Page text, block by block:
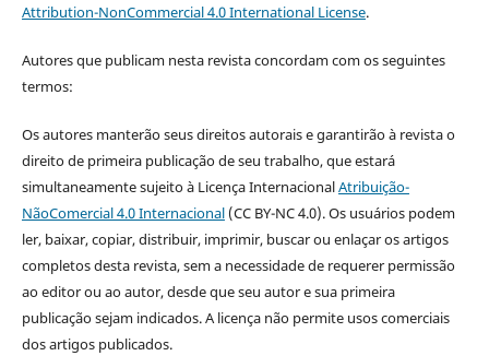
Attribution-NonCommercial 4.0 International License.
Autores que publicam nesta revista concordam com os seguintes
termos:
Os autores manterão seus direitos autorais e garantirão à revista o
direito de primeira publicação de seu trabalho, que estará
simultaneamente sujeito à Licença InternacionalAtribuição-
NãoComercial 4.0 Internacional(CC BY-NC 4.0). Os usuários podem
ler, baixar, copiar, distribuir, imprimir, buscar ou enlaçar os artigos
completos desta revista, sem a necessidade de requerer permissão
ao editor ou ao autor, desde que seu autor e sua primeira
publicação sejam indicados. A licença não permite usos comerciais
dos artigos publicados.